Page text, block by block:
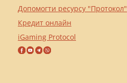
Допомогти ресурсу "Протокол"
Кредит онлайн
iGaming Protocol